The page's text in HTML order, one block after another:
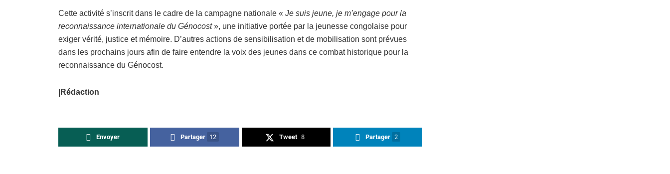
Cette activité s’inscrit dans le cadre de la campagne nationale « Je suis jeune, je m’engage pour la
reconnaissance internationale du Génocost», une initiative portée par la jeunesse congolaise pour
exiger vérité, justice et mémoire. D’autres actions de sensibilisation et de mobilisation sont prévues
dans les prochains jours afin de faire entendre la voix des jeunes dans ce combat historique pour la
reconnaissance du Génocost.
|Rédaction
Envoyer Partager 12 Tweet 8 Partager 2